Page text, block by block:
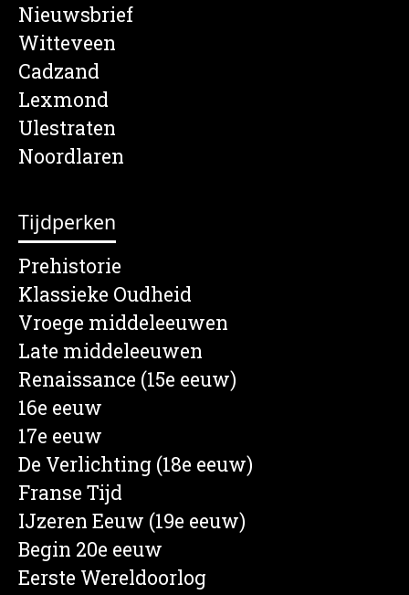
Nieuwsbrief
Witteveen
Cadzand
Lexmond
Ulestraten
Noordlaren
Tijdperken
Prehistorie
Klassieke Oudheid
Vroege middeleeuwen
Late middeleeuwen
Renaissance (15e eeuw)
16e eeuw
17e eeuw
De Verlichting (18e eeuw)
Franse Tijd
IJzeren Eeuw (19e eeuw)
Begin 20e eeuw
Eerste Wereldoorlog